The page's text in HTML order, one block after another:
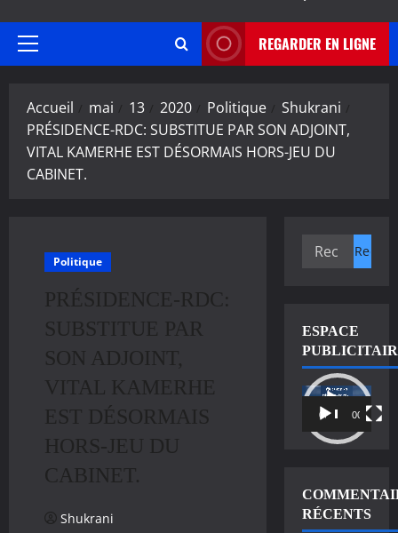
Menu
REGARDER EN LIGNE
Accueil mai 13 2020 Politique
Shukrani
PRÉSIDENCE-RDC: SUBSTITUE PAR SON ADJOINT,
VITAL KAMERHE EST DÉSORMAIS HORS-JEU DU
CABINET.
Politique
PRÉSIDENCE-RDC:
SUBSTITUE PAR
SON ADJOINT,
VITAL KAMERHE
EST DÉSORMAIS
HORS-JEU DU
CABINET.
Shukrani
Rechercher :
ESPACE
Lecteur
vidéo
00:00 00:11
RÉCENTS